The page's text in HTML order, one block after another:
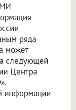
ряда
может
следующей
Центра
информации